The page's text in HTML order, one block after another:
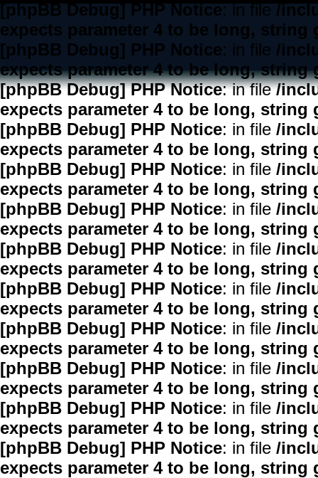
[phpBB Debug] PHP Notice: in file/
expects parameter 4 to be long, string
[phpBB Debug] PHP Notice: in file /
expects parameter 4 to be long, string
[phpBB Debug] PHP Notice: in file/
expects parameter 4 to be long, string
[phpBB Debug] PHP Notice: in file /
expects parameter 4 to be long, string
[phpBB Debug] PHP Notice: in file /
expects parameter 4 to be long, string
[phpBB Debug] PHP Notice: in file /
expects parameter 4 to be long, string
[phpBB Debug] PHP Notice: in file /
expects parameter 4 to be long, string
[phpBB Debug] PHP Notice: in file /
expects parameter 4 to be long, string
[phpBB Debug] PHP Notice: in file /
expects parameter 4 to be long, string
[phpBB Debug] PHP Notice: in file /
expects parameter 4 to be long, string
[phpBB Debug] PHP Notice: in file /
expects parameter 4 to be long, string
[phpBB Debug] PHP Notice: in file /
expects parameter 4 to be long, string